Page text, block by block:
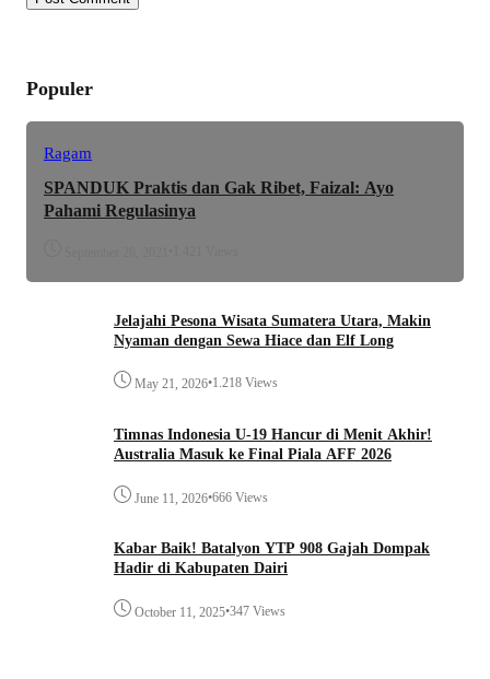
Populer
Ragam
SPANDUK Praktis dan Gak Ribet, Faizal: Ayo
Pahami Regulasinya
Jelajahi Pesona Wisata Sumatera Utara, Makin
Nyaman dengan Sewa Hiace dan Elf Long
May 21, 2026•1.218 Views
Timnas Indonesia U-19 Hancur di Menit Akhir!
Australia Masuk ke Final Piala AFF 2026
June 11, 2026•666 Views
Kabar Baik! Batalyon YTP 908 Gajah Dompak
Hadir di Kabupaten Dairi
October 11, 2025•347 Views